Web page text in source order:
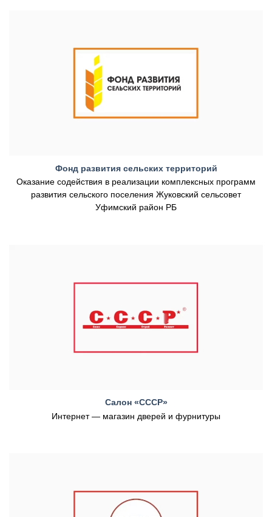
Фонд развития сельских территорий
Оказание содействия в реализации комплексных программ
развития сельского поселения Жуковский сельсовет
Уфимский район РБ
Салон «СССР»
Интернет — магазин дверей и фурнитуры